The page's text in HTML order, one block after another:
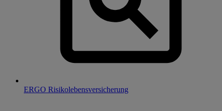
ERGO Risikolebensversicherung